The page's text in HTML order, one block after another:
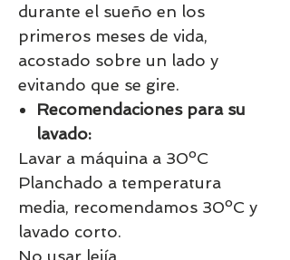
durante el sueño en los
primeros meses de vida,
acostado sobre un lado y
evitando que se gire.
Recomendaciones para su
lavado:
Lavar a máquina a 30ºC
Planchado a temperatura
media, recomendamos 30ºC y
lavado corto.
No usar lejía